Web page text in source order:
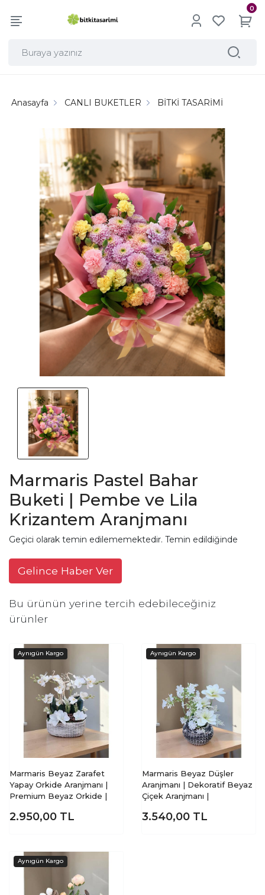
0
Anasayfa CANLI BUKETLER BİTKİ TASARİMİ
Marmaris Pastel Bahar
Buketi | Pembe ve Lila
Krizantem Aranjmanı
Geçici olarak temin edilememektedir. Temin edildiğinde
Gelince Haber Ver
Bu ürünün yerine tercih edebileceğiniz
ürünler
Marmaris Beyaz Zarafet
Yapay Orkide Aranjmanı |
Premium Beyaz Orkide |
2.950,00 TL
Marmaris Beyaz Düşler
Aranjmanı | Dekoratif Beyaz
Çiçek Aranjmanı |
3.540,00 TL